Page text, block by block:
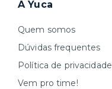
A Yuca
Quem somos
Dúvidas frequentes
Política de privacidade
Vem pro time!